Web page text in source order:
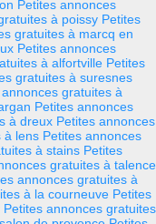
Petites annonces
à poissy Petites
gratuites à marcq en
Petites annonces
à alfortville Petites
gratuites à suresnes
gratuites à
Petites annonces
à dreux Petites annonces
à lens Petites annonces
à stains Petites
gratuites à talence
annonces gratuites à
à la courneuve Petites
Petites annonces gratuites